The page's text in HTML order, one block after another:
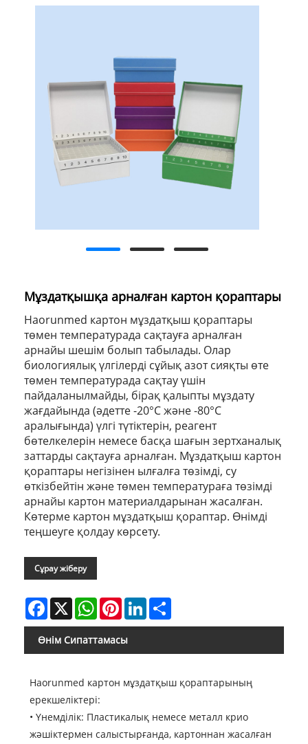
Мұздатқышқа арналған картон қораптары
Haorunmed картон мұздатқыш қораптары
төмен температурада сақтауға арналған
арнайы шешім болып табылады. Олар
биологиялық үлгілерді сұйық азот сияқты өте
төмен температурада сақтау үшін
пайдаланылмайды, бірақ қалыпты мұздату
жағдайында (әдетте -20°C және -80°C
аралығында) үлгі түтіктерін, реагент
бөтелкелерін немесе басқа шағын зертханалық
заттарды сақтауға арналған. Мұздатқыш картон
қораптары негізінен ылғалға төзімді, су
өткізбейтін және төмен температураға төзімді
арнайы картон материалдарынан жасалған.
Көтерме картон мұздатқыш қораптар. Өнімді
теңшеуге қолдау көрсету.
Сұрау жіберу
Facebook
X WhatsAppPinterestLinkedIn
Өнім Сипаттамасы
Haorunmed картон мұздатқыш қораптарының
ерекшеліктері:
• Үнемділік: Пластикалық немесе металл крио
жәшіктермен салыстырғанда, картоннан жасалған